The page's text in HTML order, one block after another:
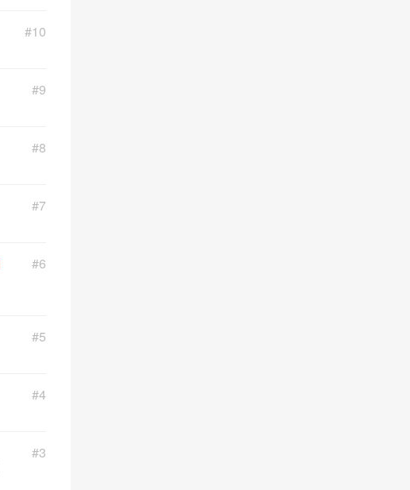
#10
#9
#8
#7
#6
#5
#4
#3